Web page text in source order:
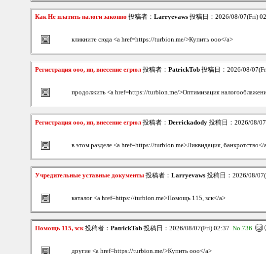
Как Не платить налоги законно 投稿者： Larryevaws投稿日：2026/08/07(Fri)
кликните сюда <a href=https://turbion.me/>Купить ооо</a>
Регистрация ооо, ип, внесение егрюл投稿者： PatrickTob投稿日：2026/08/
продолжить <a href=https://turbion.me/>Оптимизация
Регистрация ооо, ип, внесение егрюл投稿者： Derrickadody投稿日：2026/08/
в этом разделе <a href=https://turbion.me>Ликвидация, банкротство</
Учредительные уставные документы投稿者： Larryevaws投稿日：2026/08/
каталог <a href=https://turbion.me>Помощь 115, зск</a>
Помощь 115, зск投稿者： PatrickTob投稿日：2026/08/07(Fri) 02:37 No.736
другие <a href=https://turbion.me/>Купить ооо</a>